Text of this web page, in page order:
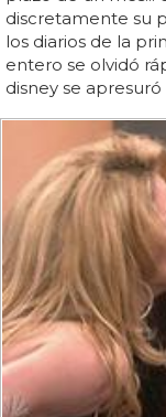
discretamente su
los diarios de la
entero se olvidó
disney se apresuró